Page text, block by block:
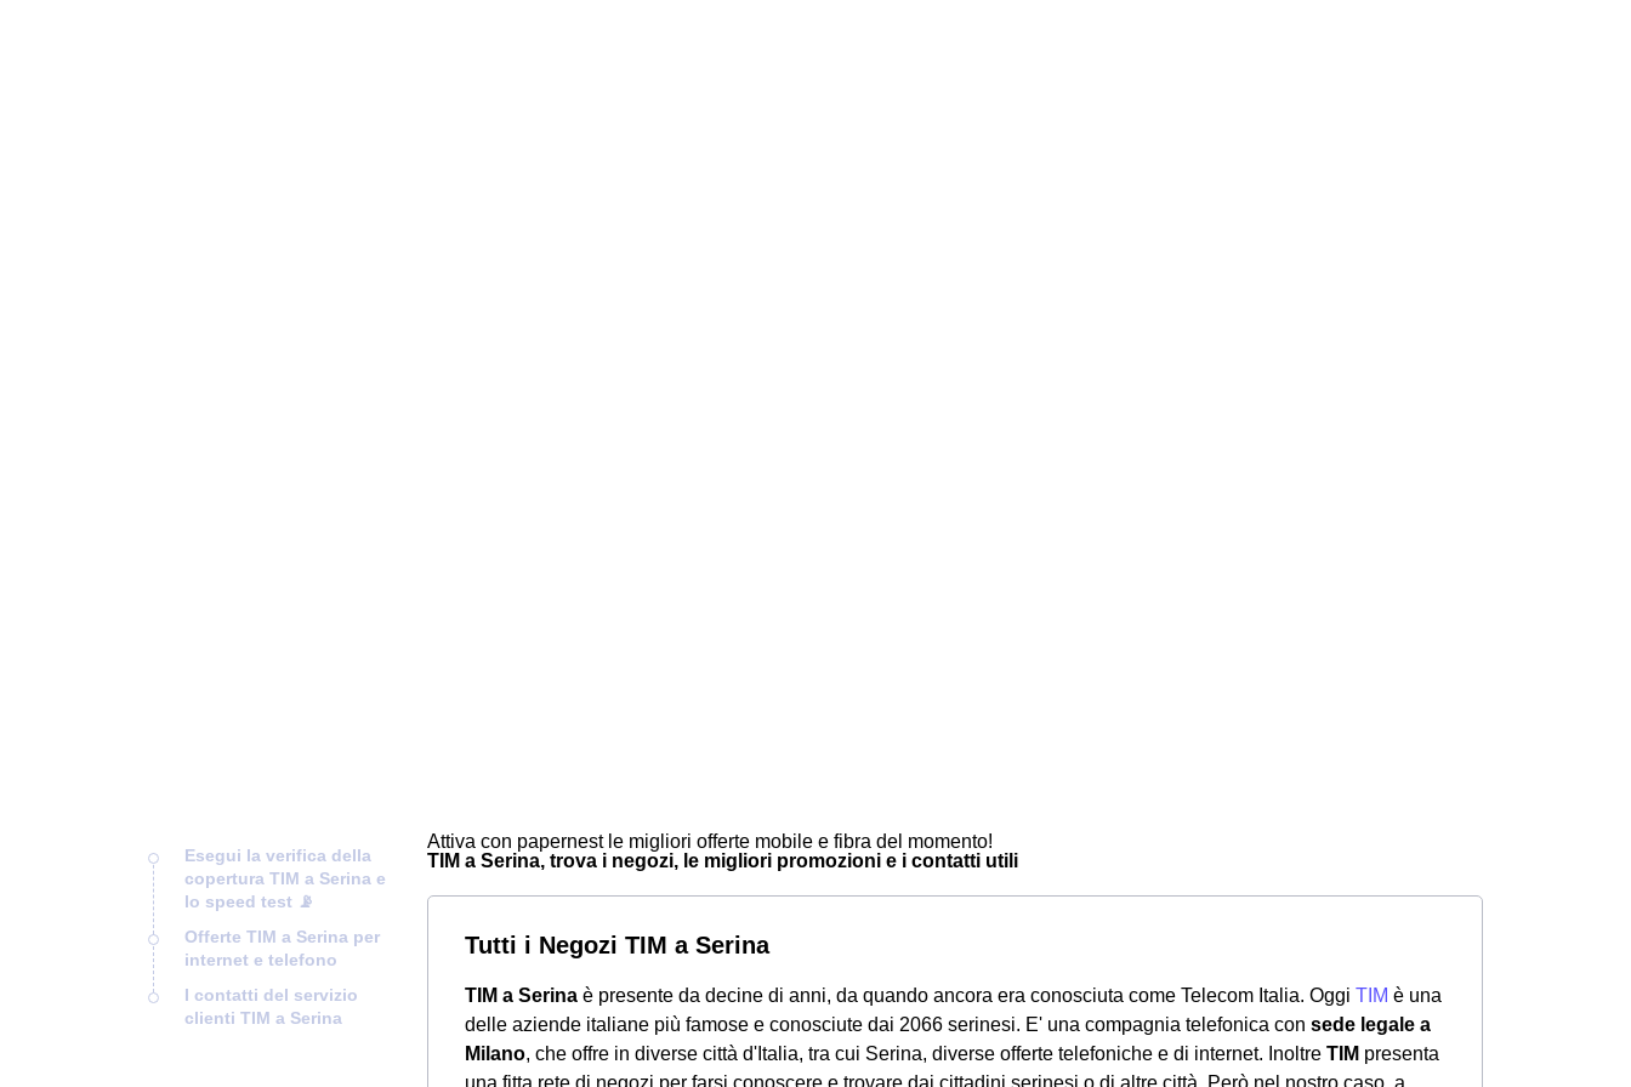
Esegui la verifica della
copertura TIM a Serina e
lo speed test 📡
Offerte TIM a Serina per
internet e telefono
I contatti del servizio
clienti TIM a Serina
Attiva con papernest le migliori offerte mobile e fibra del momento!
TIM a Serina, trova i negozi, le migliori promozioni e i contatti utili
Tutti i Negozi TIM a Serina
TIM a Serina è presente da decine di anni, da quando ancora era conosciuta come Telecom Italia. Oggi TIM è una
delle aziende italiane più famose e conosciute dai 2066 serinesi. E' una compagnia telefonica con sede legale a
Milano, che offre in diverse città d'Italia, tra cui Serina, diverse offerte telefoniche e di internet. Inoltre TIM presenta
una fitta rete di negozi per farsi conoscere e trovare dai cittadini serinesi o di altre città. Però nel nostro caso, a